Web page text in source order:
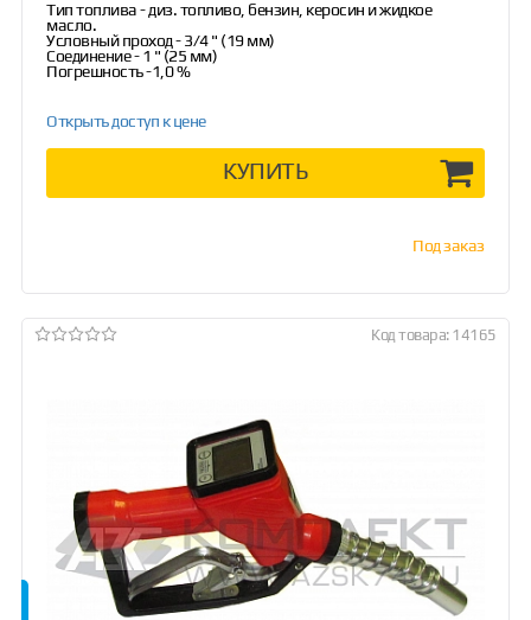
Тип топлива - диз. топливо, бензин, керосин и жидкое
масло.
Условный проход - 3/4 " (19 мм)
Соединение - 1 " (25 мм)
Погрешность -1,0 %
Открыть доступ к цене
КУПИТЬ
Под заказ
Код товара: 14165